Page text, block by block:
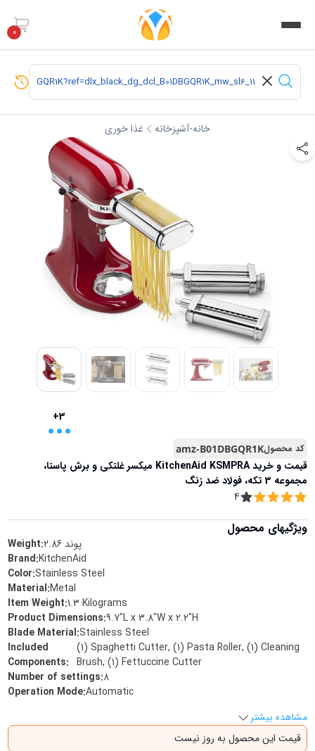
0
خانه-آشپزخانه غذا خوری
+3
...
کد محصولamz-B01DBGQR1K
قیمت و خرید
KitchenAid KSMPRA میکسر غلتکی و برش پاستا،
مجموعه 3 تکه، فولاد ضد زنگ
4
ویژگیهای محصول
Weight:2.86 پوند
Brand:KitchenAid
Color:Stainless Steel
Material:Metal
Item Weight:1.3 Kilograms
Product Dimensions:9.7"L x 3.8"W x 2.2"H
Blade Material:Stainless Steel
Included
Components:
(1) Spaghetti Cutter, (1) Pasta Roller, (1) Cleaning
Brush, (1) Fettuccine Cutter
Number of settings:8
Operation Mode:Automatic
مشاهده بیشتر
قیمت این محصول به روز نیست